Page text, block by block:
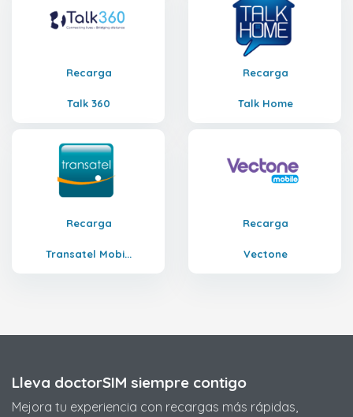
Recarga
Talk 360
Recarga
Talk Home
Recarga
Transatel Mobi...
Recarga
Vectone
Lleva doctorSIM siempre contigo
Mejora tu experiencia con recargas más rápidas,